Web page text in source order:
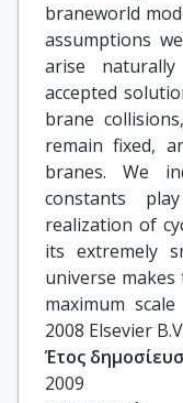
braneworld
assumptions
arise
accepted
brane
remain fixed,
branes. We
constants
realization of
its extremely
universe
maximum
2008 Elsevier
Έτος
2009